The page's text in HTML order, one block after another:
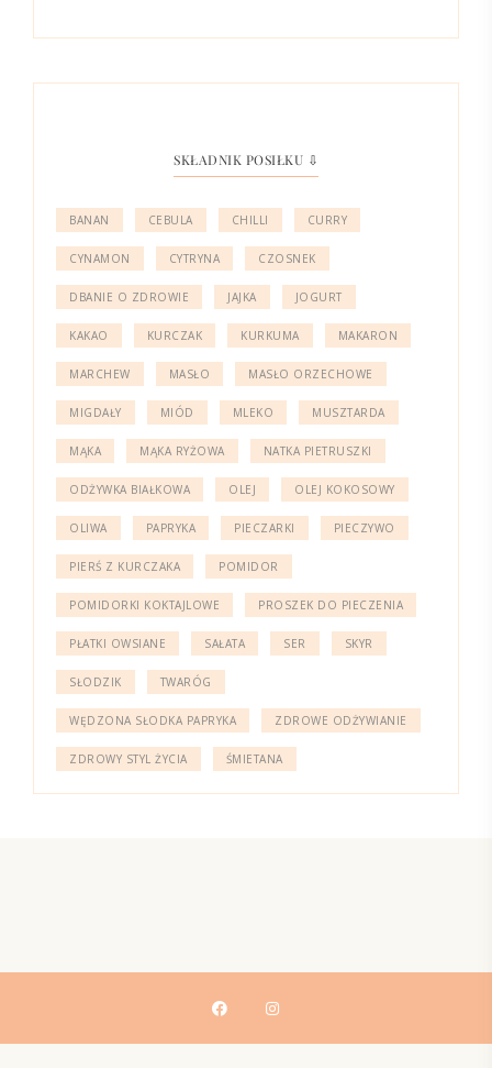
SKŁADNIK POSIŁKU ⇩
BANAN CEBULA CHILLI CURRY
CYNAMON CYTRYNA CZOSNEK
DBANIE O ZDROWIE JAJKA JOGURT
KAKAO KURCZAK KURKUMA MAKARON
MARCHEW MASŁO MASŁO ORZECHOWE
MIGDAŁY MIÓD MLEKO MUSZTARDA
MĄKA MĄKA RYŻOWA NATKA PIETRUSZKI
ODŻYWKA BIAŁKOWA OLEJ OLEJ KOKOSOWY
OLIWA PAPRYKA PIECZARKI PIECZYWO
PIERŚ Z KURCZAKA POMIDOR
POMIDORKI KOKTAJLOWE PROSZEK DO PIECZENIA
PŁATKI OWSIANE SAŁATA SER SKYR
SŁODZIK TWARÓG
WĘDZONA SŁODKA PAPRYKA ZDROWE ODŻYWIANIE
ZDROWY STYL ŻYCIA ŚMIETANA